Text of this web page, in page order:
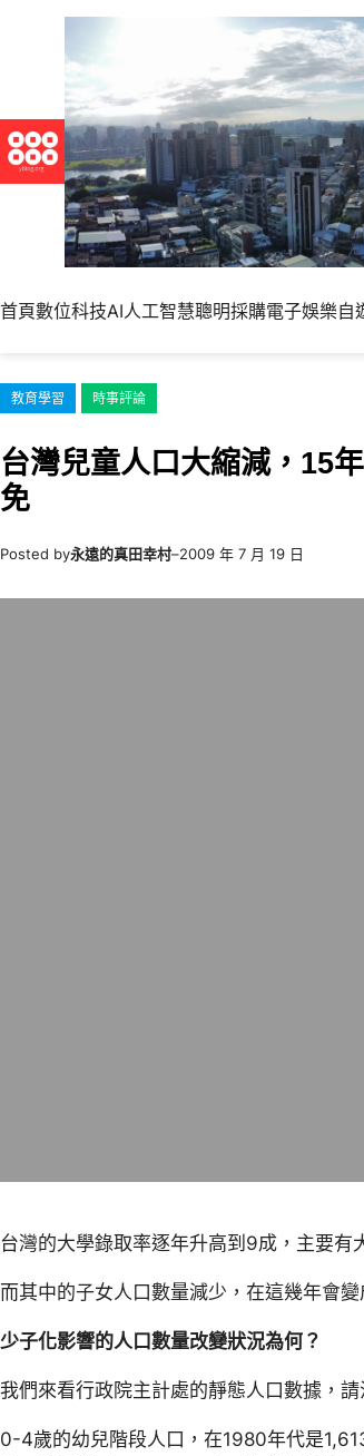
內
容
首頁數位科技AI人工智慧聰明採購電子娛樂自
教育學習 時事評論
台灣兒童人口大縮減，15
免
Posted by永遠的真田幸村–2009 年 7 月 19 日
台灣的大學錄取率逐年升高到9成，主要有
而其中的子女人口數量減少，在這幾年會變
少子化影響的人口數量改變狀況為何？
我們來看行政院主計處的靜態人口數據，請
0-4歲的幼兒階段人口，在1980年代是